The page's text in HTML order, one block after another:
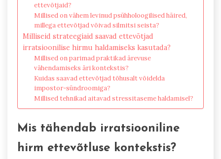
ettevõtjaid?
Millised on vähem levinud psühholoogilised häired,
millega ettevõtjad võivad silmitsi seista?
Milliseid strateegiaid saavad ettevõtjad
irratsioonilise hirmu haldamiseks kasutada?
Millised on parimad praktikad ärevuse
vähendamiseks äri kontekstis?
Kuidas saavad ettevõtjad tõhusalt võidelda
impostor-sündroomiga?
Millised tehnikad aitavad stressitaseme haldamisel?
Mis tähendab irratsiooniline
hirm ettevõtluse kontekstis?